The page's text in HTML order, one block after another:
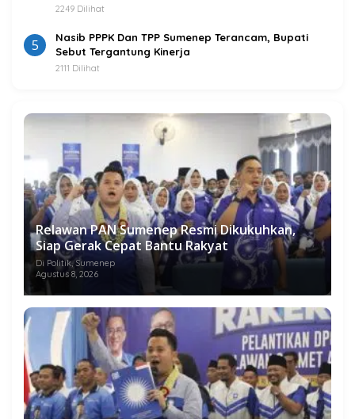
2249 Dilihat
5
Nasib PPPK Dan TPP Sumenep Terancam, Bupati
Sebut Tergantung Kinerja
2111 Dilihat
Relawan PAN Sumenep Resmi Dikukuhkan,
Siap Gerak Cepat Bantu Rakyat
Di Politik, Sumenep
Agustus 8, 2026